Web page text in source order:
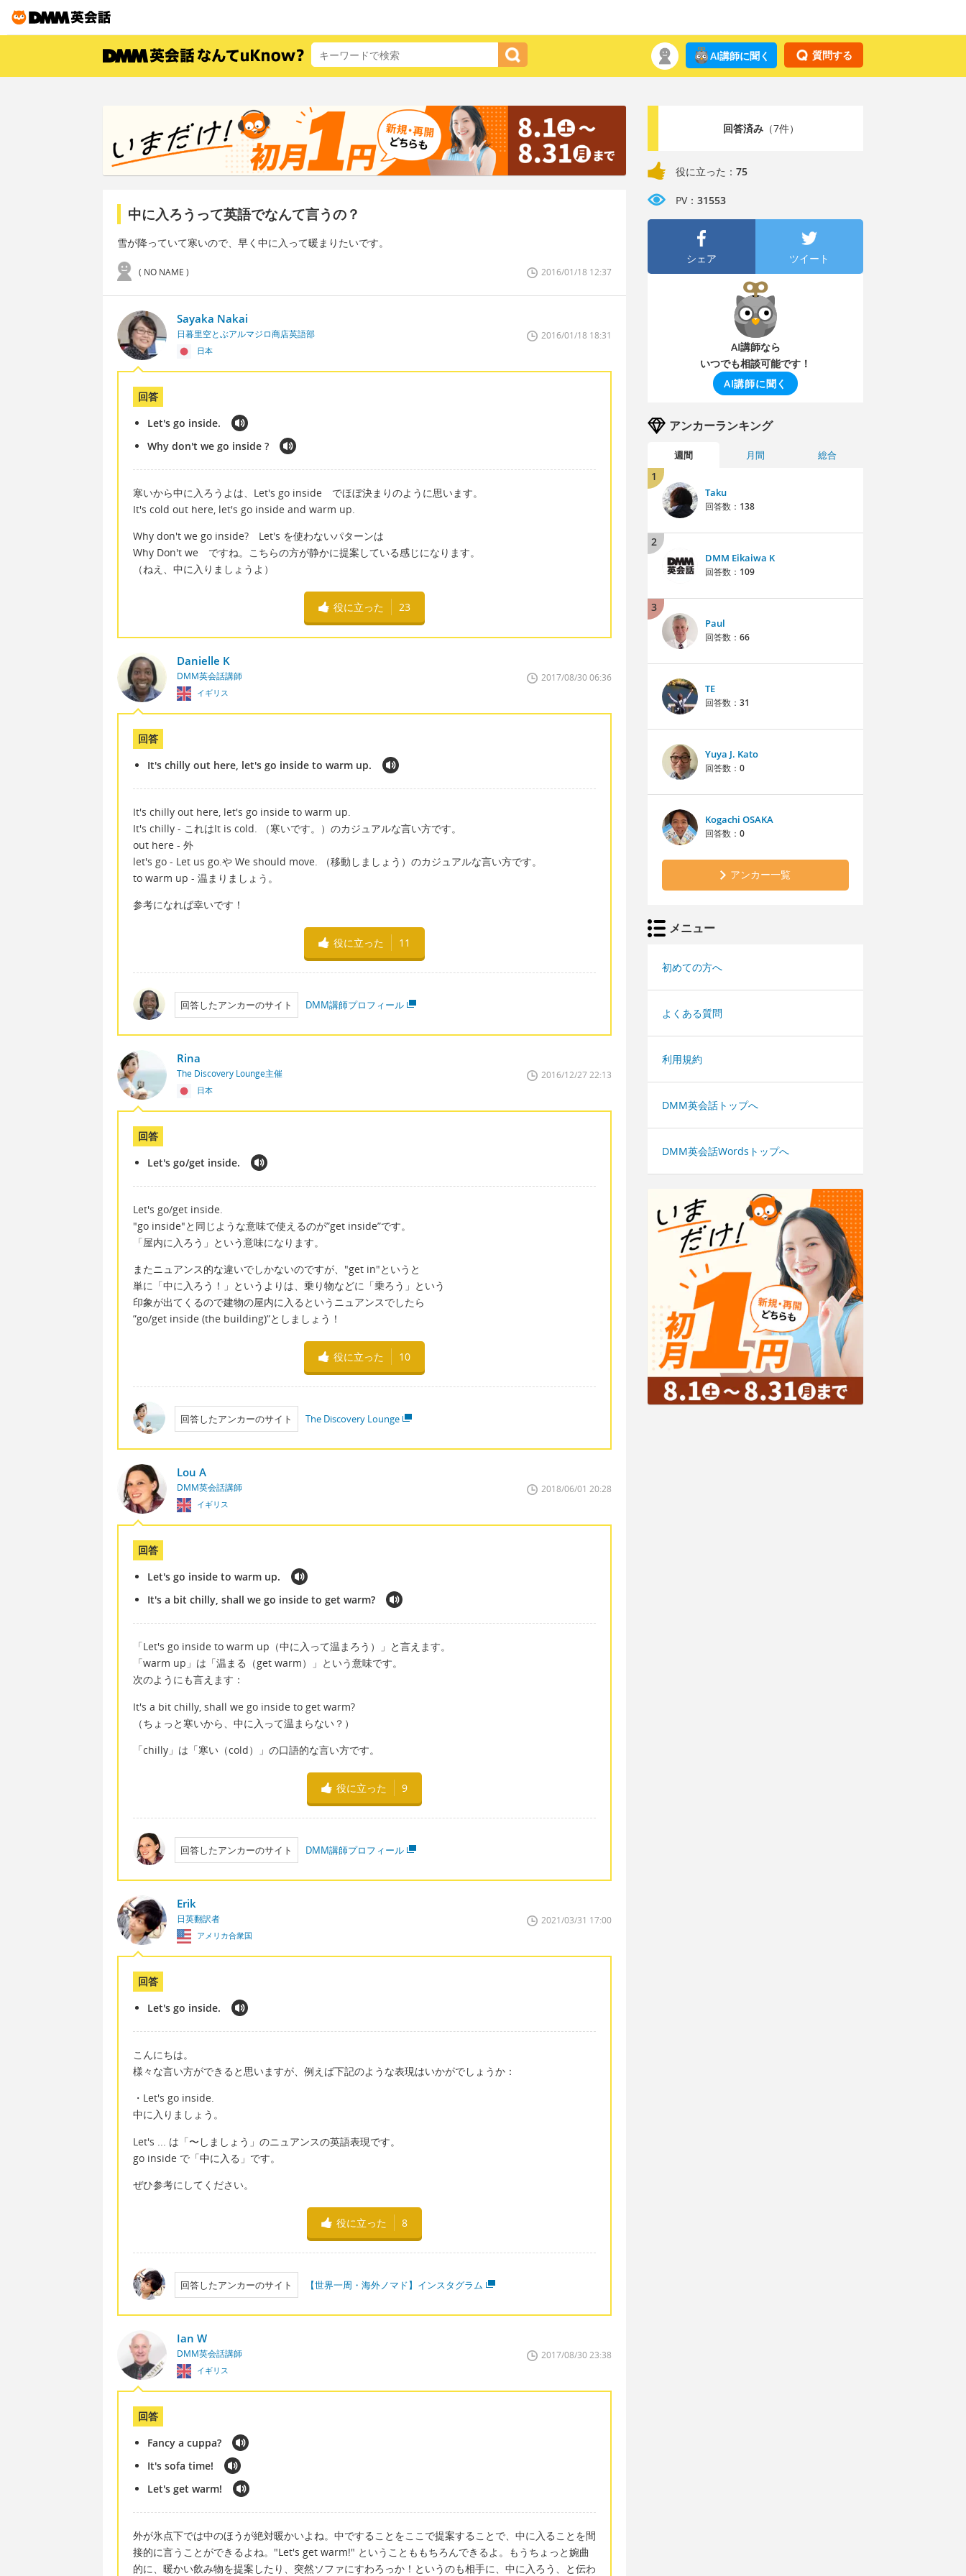
質問する
AI講師に聞く
中に入ろうって英語でなんて言うの？
雪が降っていて寒いので、早く中に入って暖まりたいです。
( NO NAME ) 2016/01/18 12:37
Sayaka Nakai
日暮里空とぶアルマジロ商店英語部
日本
2016/01/18 18:31
回答
Let's go inside.
Why don't we go inside ?
寒いから中に入ろうよは、Let's go inside でほぼ決まりのように思います。
It's cold out here, let's go inside and warm up.
Why don't we go inside? Let's を使わないパターンは
Why Don't we ですね。こちらの方が静かに提案している感じになります。
（ねえ、中に入りましょうよ）
役に立った 23
Danielle K
DMM英会話講師
イギリス
2017/08/30 06:36
回答
It's chilly out here, let's go inside to warm up.
It's chilly out here, let's go inside to warm up.
It's chilly - これはIt is cold. （寒いです。）のカジュアルな言い方です。
out here - 外
let's go - Let us go.や We should move. （移動しましょう）のカジュアルな言い方です。
to warm up - 温まりましょう。
参考になれば幸いです！
役に立った 11
回答したアンカーのサイト DMM講師プロフィール
Rina
The Discovery Lounge主催
日本
2016/12/27 22:13
回答
Let's go/get inside.
Let's go/get inside.
"go inside"と同じような意味で使えるのが”get inside”です。
「屋内に入ろう」という意味になります。
またニュアンス的な違いでしかないのですが、"get in"というと
単に「中に入ろう！」というよりは、乗り物などに「乗ろう」という
印象が出てくるので建物の屋内に入るというニュアンスでしたら
”go/get inside (the building)”としましょう！
役に立った 10
回答したアンカーのサイト The Discovery Lounge
Lou A
DMM英会話講師
イギリス
2018/06/01 20:28
回答
Let's go inside to warm up.
It's a bit chilly, shall we go inside to get warm?
「Let's go inside to warm up（中に入って温まろう）」と言えます。
「warm up」は「温まる（get warm）」という意味です。
次のようにも言えます：
It's a bit chilly, shall we go inside to get warm?
（ちょっと寒いから、中に入って温まらない？）
「chilly」は「寒い（cold）」の口語的な言い方です。
役に立った 9
回答したアンカーのサイト DMM講師プロフィール
Erik
日英翻訳者
アメリカ合衆国
2021/03/31 17:00
回答
Let's go inside.
こんにちは。
様々な言い方ができると思いますが、例えば下記のような表現はいかがでしょうか：
・Let's go inside.
中に入りましょう。
Let's ... は「〜しましょう」のニュアンスの英語表現です。
go inside で「中に入る」です。
ぜひ参考にしてください。
役に立った 8
回答したアンカーのサイト 【世界一周・海外ノマド】インスタグラム
Ian W
DMM英会話講師
イギリス
2017/08/30 23:38
回答
Fancy a cuppa?
It's sofa time!
Let's get warm!
外が氷点下では中のほうが絶対暖かいよね。中ですることをここで提案することで、中に入ることを間
接的に言うことができるよね。"Let's get warm!" ということももちろんできるよ。もうちょっと婉曲
的に、暖かい飲み物を提案したり、突然ソファにすわろっか！というのも相手に、中に入ろう、と伝わ
回答済み（7件）
役に立った： 75
PV： 31553
シェア ツイート
AI講師なら
いつでも相談可能です！
AI講師に聞く
アンカーランキング
週間 月間 総合
1
Taku
回答数： 138
2
DMM Eikaiwa K
回答数： 109
3
Paul
回答数： 66
TE
回答数： 31
Yuya J. Kato
回答数： 0
Kogachi OSAKA
回答数： 0
アンカー一覧
メニュー
初めての方へ
よくある質問
利用規約
DMM英会話トップへ
DMM英会話Wordsトップへ